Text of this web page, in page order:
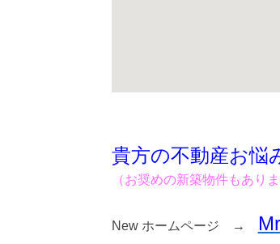
貴方の不動産お悩
（お奨めの新築物件もありま
New ホームページ →